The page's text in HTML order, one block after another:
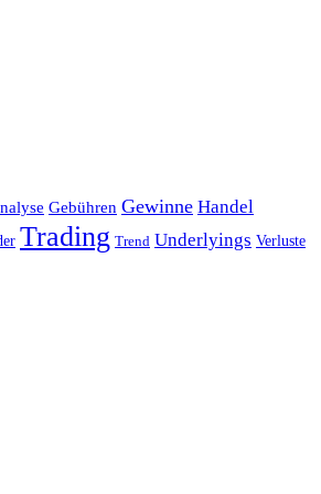
Gebühren Gewinne Handel
Trading Trend Underlyings Verluste